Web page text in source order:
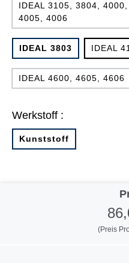
IDEAL 3105, 3804,
4005, 4006
IDEAL 3803 IDEAL
IDEAL 4600, 4605, 4606
Werkstoff :
Kunststoff
(Preis